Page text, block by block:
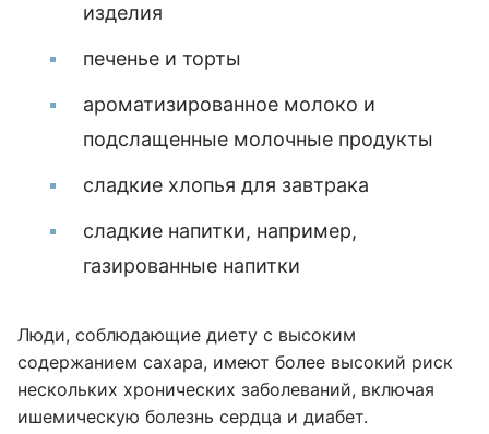
изделия
печенье и торты
ароматизированное молоко и
подслащенные молочные продукты
сладкие хлопья для завтрака
сладкие напитки, например,
газированные напитки
Люди, соблюдающие диету с высоким
содержанием сахара, имеют более высокий риск
нескольких хронических заболеваний, включая
ишемическую болезнь сердца и диабет.